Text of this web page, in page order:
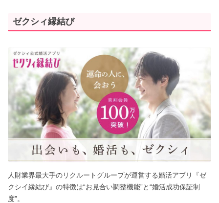
ゼクシィ縁結び
人財業界最大手のリクルートグループが運営する婚活アプリ『ゼ
クシイ縁結び』の特徴は“お見合い調整機能”と“婚活成功保証制
度”。